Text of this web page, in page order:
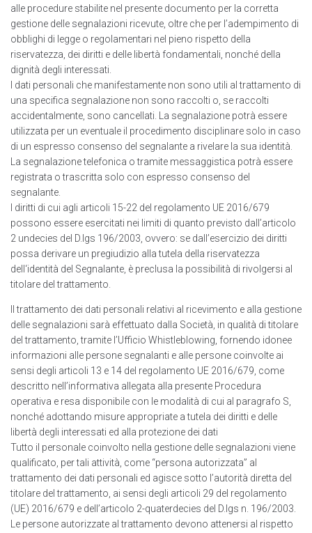
alle procedure stabilite nel presente documento per la corretta
gestione delle segnalazioni ricevute, oltre che per l’adempimento di
obblighi di Iegge o regolamentari nel pieno rispetto della
riservatezza, dei diritti e delle libertà fondamentali, nonché della
dignità degli interessati.
I dati personali che manifestamente non sono utili al trattamento di
una specifica segnalazione non sono raccolti o, se raccolti
accidentalmente, sono cancellati. La segnalazione potrà essere
utilizzata per un eventuale il procedimento disciplinare solo in caso
di un espresso consenso del segnalante a rivelare la sua identità.
La segnalazione telefonica o tramite messaggistica potrà essere
registrata o trascritta solo con espresso consenso del
segnalante.
I diritti di cui agli articoli 15-22 del regolamento UE 2016/679
possono essere esercitati nei limiti di quanto previsto dall’articolo
2 undecies del D.lgs 196/2003, ovvero: se dall’esercizio dei diritti
possa derivare un pregiudizio alla tutela della riservatezza
dell‘identità del Segnalante, è preclusa la possibilità di rivolgersi al
titolare del trattamento.
Il trattamento dei dati personali relativi al ricevimento e alla gestione
delle segnalazioni sarà effettuato dalla Società, in qualità di titolare
del trattamento, tramite l’Ufficio Whistleblowing, fornendo idonee
informazioni alle persone segnalanti e alle persone coinvolte ai
sensi degli articoli 13 e 14 del regolamento UE 2016/679, come
descritto nell’informativa allegata alla presente Procedura
operativa e resa disponibile con le modalità di cui al paragrafo S,
nonché adottando misure appropriate a tutela dei diritti e delle
libertà degli interessati ed alla protezione dei dati
Tutto il personale coinvolto nella gestione delle segnalazioni viene
qualificato, per tali attività, come “persona autorizzata” al
trattamento dei dati personali ed agisce sotto l’autorità diretta del
titolare del trattamento, ai sensi degli articoli 29 del regolamento
(UE) 2016/679 e dell’articolo 2-quaterdecies del D.lgs n. 196/2003.
Le persone autorizzate al trattamento devono attenersi al rispetto